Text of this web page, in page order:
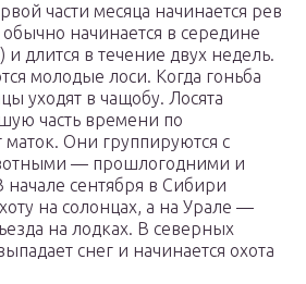
части месяца начинается рев
обычно начинается в середине
и длится в течение двух недель.
молодые лоси. Когда гоньба
уходят в чащобу. Лосята
часть времени по
маток. Они группируются с
— прошлогодними и
начале сентября в Сибири
на солонцах, а на Урале —
на лодках. В северных
снег и начинается охота